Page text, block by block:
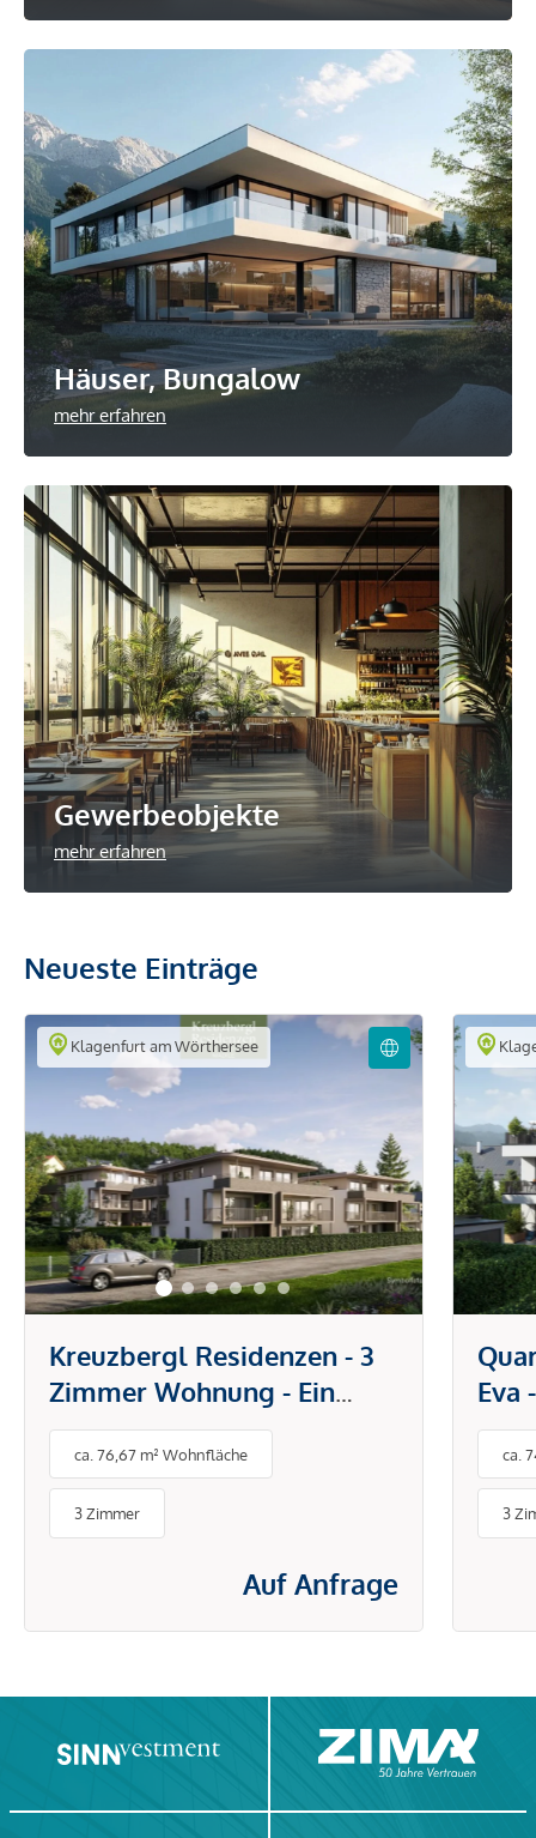
Häuser, Bungalow
mehr erfahren
Gewerbeobjekte
mehr erfahren
Neueste Einträge
Klagenfurt am Wörthersee
Kreuzbergl Residenzen - 3
Zimmer Wohnung - Ein
Projekt von MADILE
ca. 76,67 m² Wohnfläche
3 Zimmer
Auf Anfrage
Eva
ca.
3